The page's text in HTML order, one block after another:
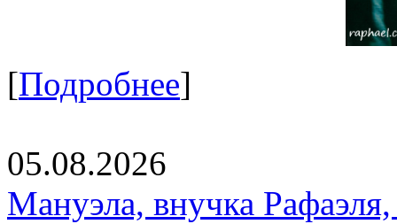
[Подробнее]
05.08.2026
Мануэла, внучка